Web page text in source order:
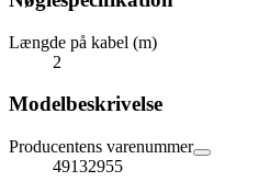
Længde på kabel (m)
2
Modelbeskrivelse
Producentens varenummer
49132955